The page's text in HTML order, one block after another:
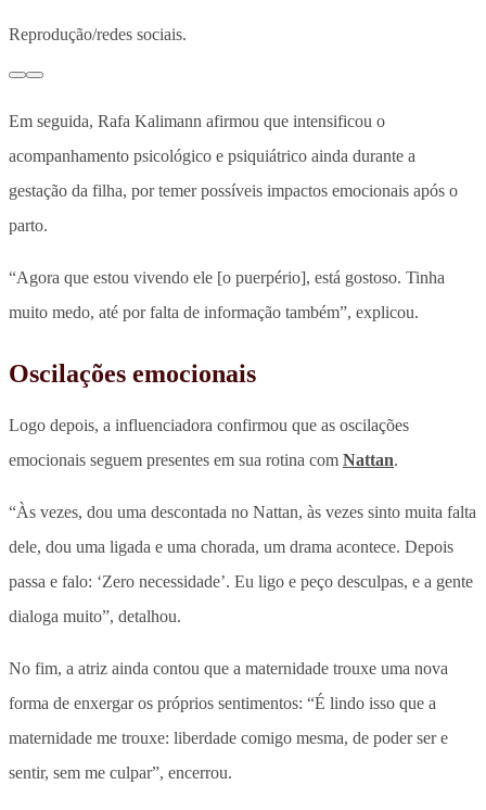
Reprodução/redes sociais.
Em seguida, Rafa Kalimann afirmou que intensificou o
acompanhamento psicológico e psiquiátrico ainda durante a
gestação da filha, por temer possíveis impactos emocionais após o
parto.
“Agora que estou vivendo ele [o puerpério], está gostoso. Tinha
muito medo, até por falta de informação também”, explicou.
Oscilações emocionais
Logo depois, a influenciadora confirmou que as oscilações
emocionais seguem presentes em sua rotina com Nattan.
“Às vezes, dou uma descontada no Nattan, às vezes sinto muita falta
dele, dou uma ligada e uma chorada, um drama acontece. Depois
passa e falo: ‘Zero necessidade’. Eu ligo e peço desculpas, e a gente
dialoga muito”, detalhou.
No fim, a atriz ainda contou que a maternidade trouxe uma nova
forma de enxergar os próprios sentimentos: “É lindo isso que a
maternidade me trouxe: liberdade comigo mesma, de poder ser e
sentir, sem me culpar”, encerrou.